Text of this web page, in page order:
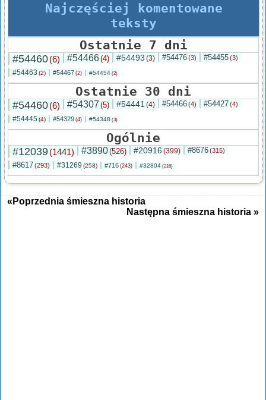
Najczęściej komentowane
teksty
Ostatnie 7 dni
#54460(6) #54466(4) #54493 (3) #54476(3) #54455(3)
#54463 (2) #54467 (2) #54454 (2)
Ostatnie 30 dni
#54460(6) #54307 (5) #54441 (4) #54466(4) #54427(4)
#54445 (4) #54329 (4) #54348 (3)
Ogólnie
#12039(1441) #3890(526) #20916 (399) #8676(315)
#8617(293) #31269 (258) #716 (243) #32804 (216)
«Poprzednia śmieszna historia
Następna śmieszna historia »